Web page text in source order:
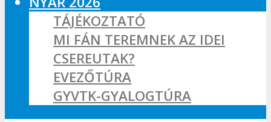
TÁJÉKOZTATÓ
MI FÁN TEREMNEK AZ IDEI
CSEREUTAK?
EVEZŐTÚRA
GYVTK-GYALOGTÚRA